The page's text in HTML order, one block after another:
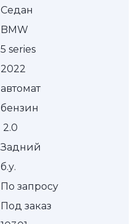
Седан
BMW
5 series
2022
автомат
бензин
2.0
Задний
б.у.
По запросу
Под заказ